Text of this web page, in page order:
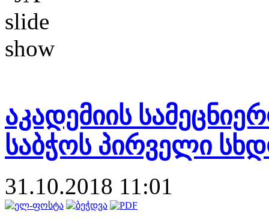
აკადემიის
საბჭოს პირველი
31.10.2018 11:01